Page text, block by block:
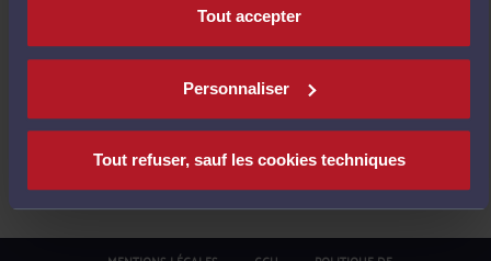
Tout accepter
Personnaliser
Tout refuser, sauf les cookies techniques
C
I